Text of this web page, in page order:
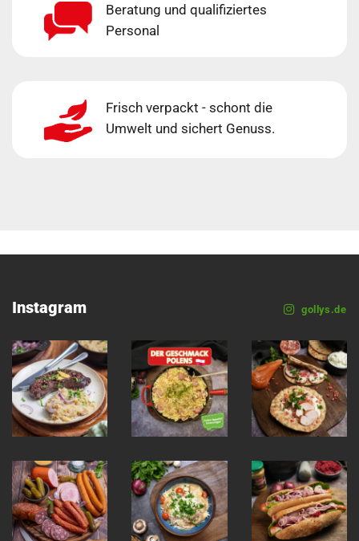
Beratung und qualifiziertes
Personal
Frisch verpackt - schont die
Umwelt und sichert Genuss.
Instagram gollys.de